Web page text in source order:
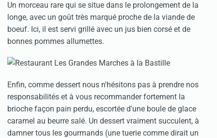
Un morceau rare qui se situe dans le prolongement de la
longe, avec un goût très marqué proche de la viande de
boeuf. Ici, il est servi grillé avec un jus bien corsé et de
bonnes pommes allumettes.
Enfin, comme dessert nous n'hésitons pas à prendre nos
responsabilités et à vous recommander fortement la
brioche façon pain perdu, escortée d'une boule de glace
caramel au beurre salé. Un dessert vraiment succulent, à
damner tous les gourmands (une tuerie comme dirait un